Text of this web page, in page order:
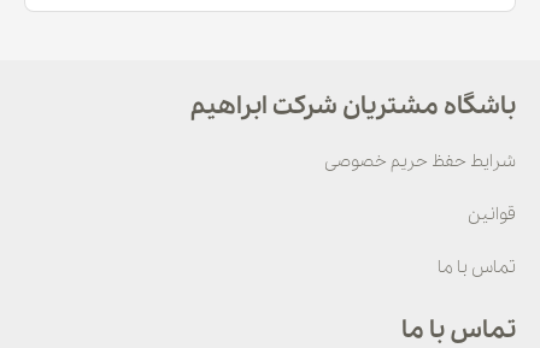
باشگاه مشتریان شرکت ابراهیم
شرایط حفظ حریم خصوصی
قوانین
تماس با ما
تماس با ما